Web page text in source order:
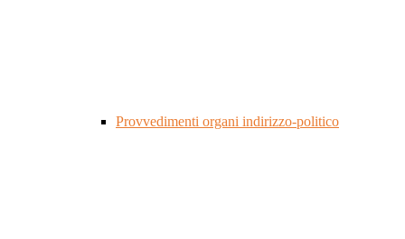
Provvedimenti organi indirizzo-politico